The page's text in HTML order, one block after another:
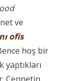
ve
ofis
hoş bir